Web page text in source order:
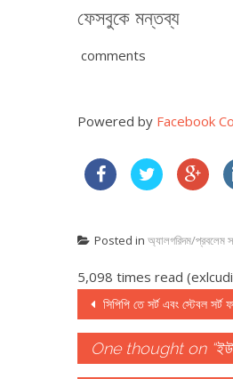
ফেসবুকে মন্তব্য
comments
Powered by Facebook
Posted in অ্যালগরিদম/প্রবলেম
5,098 times read
Post
সিপিপি তে সর্ট এবং স্টেবল সর্ট
One thought on “